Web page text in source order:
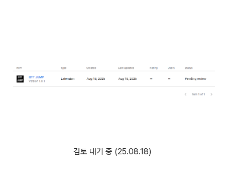
검토 대기 중 (25.08.18)